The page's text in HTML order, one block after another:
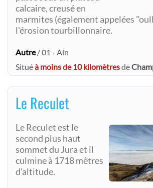
calcaire, creusé en
marmites (également appelées
l'érosion tourbillonnaire.
Autre/ 01 - Ain
Situéà moins de 10 kilomètresde
Le Reculet
Le Reculet est le
second plus haut
sommet du Jura et il
culmine à 1718 mètres
d'altitude.